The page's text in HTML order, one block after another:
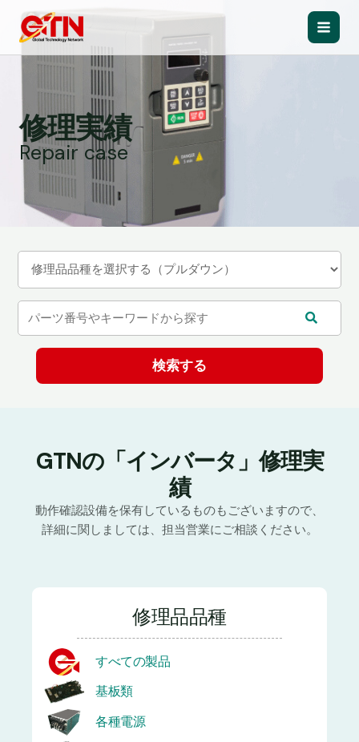
Main
修理実績
Repair case
GTNの「インバータ」修理実
績
動作確認設備を保有しているものもございますので、
詳細に関しましては、担当営業にご相談ください。
修理品品種
すべての製品
基板類
各種電源